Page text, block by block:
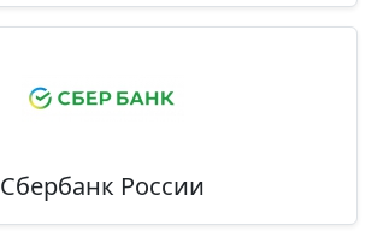
Сбербанк России